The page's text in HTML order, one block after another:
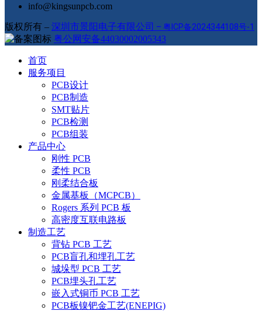
info@kingsunpcb.com
版权所有 – 深圳市景阳电子有限公司 – 粤ICP备2024344108号-1
粤公网安备44030002005343
首页
服务项目
PCB设计
PCB制造
SMT贴片
PCB检测
PCB组装
产品中心
刚性 PCB
柔性 PCB
刚柔结合板
金属基板（MCPCB）
Rogers 系列 PCB 板
高密度互联电路板
制造工艺
背钻 PCB 工艺
PCB盲孔和埋孔工艺
城垛型 PCB 工艺
PCB埋头孔工艺
嵌入式铜币 PCB 工艺
PCB板镍钯金工艺(ENEPIG)